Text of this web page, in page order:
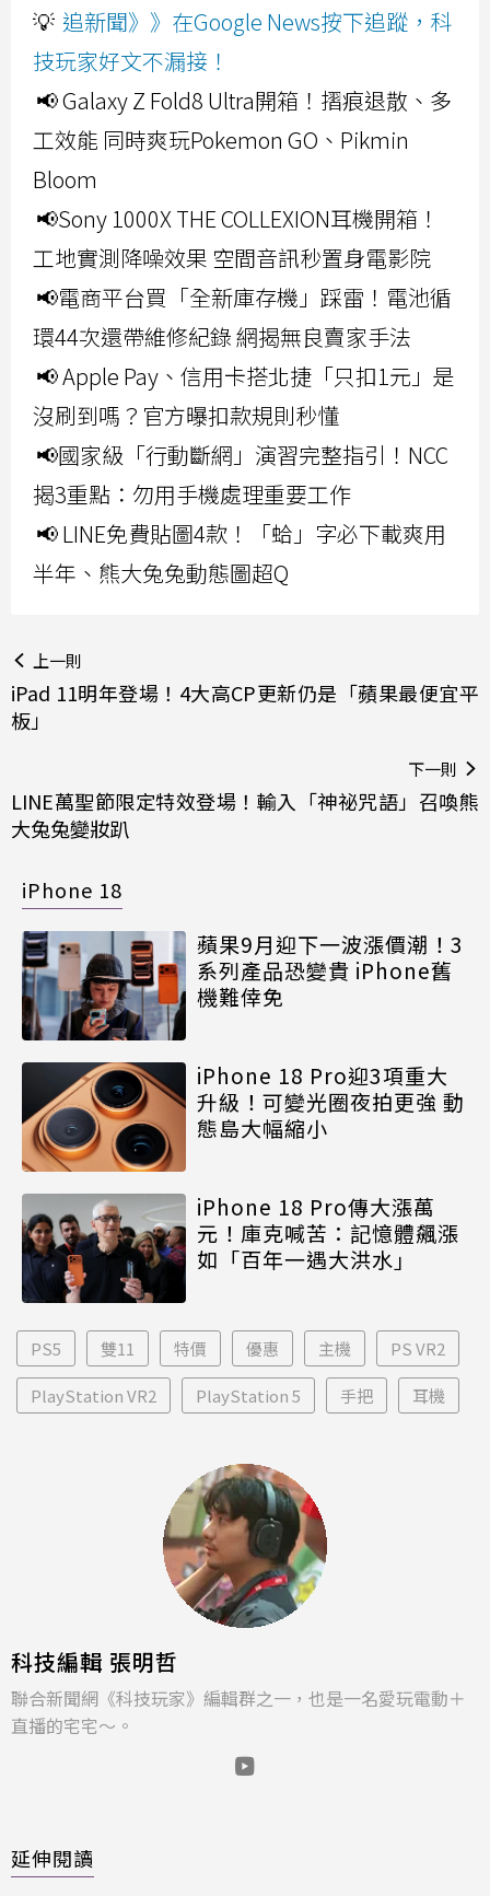
💡 追新聞》》在Google News按下追蹤，科
技玩家好文不漏接！
📢 Galaxy Z Fold8 Ultra開箱！摺痕退散、多
工效能 同時爽玩Pokemon GO、Pikmin
Bloom
📢Sony 1000X THE COLLEXION耳機開箱！
工地實測降噪效果 空間音訊秒置身電影院
📢電商平台買「全新庫存機」踩雷！電池循
環44次還帶維修紀錄 網揭無良賣家手法
📢 Apple Pay、信用卡搭北捷「只扣1元」是
沒刷到嗎？官方曝扣款規則秒懂
📢國家級「行動斷網」演習完整指引！NCC
揭3重點：勿用手機處理重要工作
📢 LINE免費貼圖4款！「蛤」字必下載爽用
半年、熊大兔兔動態圖超Q
上一則
iPad 11明年登場！4大高CP更新仍是「蘋果最便宜平
板」
下一則
LINE萬聖節限定特效登場！輸入「神祕咒語」召喚熊
大兔兔變妝趴
iPhone 18
蘋果9月迎下一波漲價潮！3
系列產品恐變貴 iPhone舊
機難倖免
iPhone 18 Pro迎3項重大
升級！可變光圈夜拍更強 動
態島大幅縮小
iPhone 18 Pro傳大漲萬
元！庫克喊苦：記憶體飆漲
如「百年一遇大洪水」
PS5 雙11 特價 優惠 主機 PS VR2
PlayStation VR2 PlayStation 5 手把 耳機
科技編輯 張明哲
聯合新聞網《科技玩家》編輯群之一，也是一名愛玩電動＋
直播的宅宅～。
延伸閱讀